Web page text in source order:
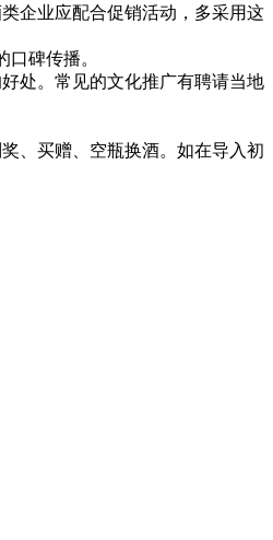
企业应配合促销活动，多采用这
碑传播。
处。常见的文化推广有聘请当地
、买赠、空瓶换酒。如在导入初